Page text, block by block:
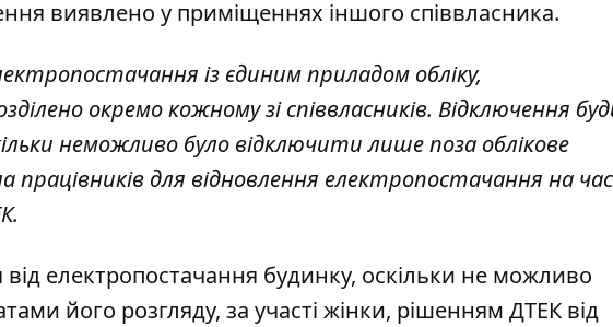
виявлено у приміщеннях іншого співвласника.
із єдиним приладом обліку,
окремо кожному зі співвласників. Відключення
неможливо було відключити лише поза облікове
працівників для відновлення електропостачання на час
електропостачання будинку, оскільки не можливо
його розгляду, за участі жінки, рішенням ДТЕК від